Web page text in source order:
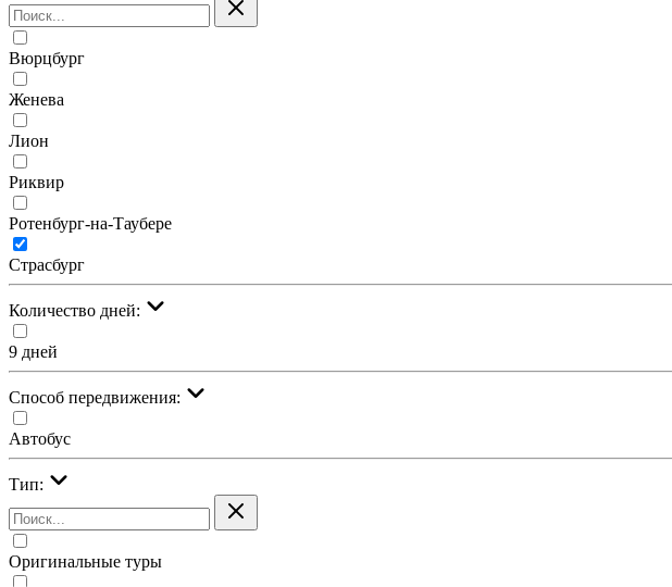
Вюрцбург
Женева
Лион
Риквир
Ротенбург-на-Таубере
Страсбург
Количество дней:
9 дней
Cпособ передвижения:
Автобус
Тип:
Оригинальные туры